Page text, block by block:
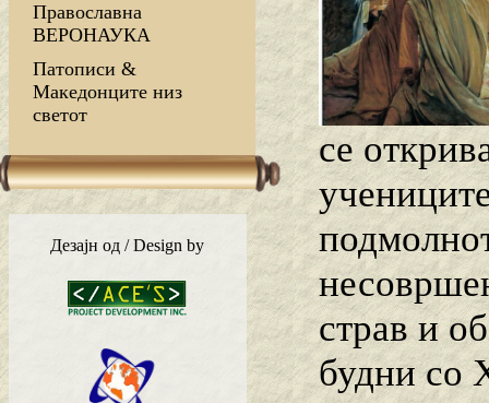
Православна
ВЕРОНАУКА
Патописи &
Македонците низ
светот
Дезајн од / Design by
се
страв и
будни со